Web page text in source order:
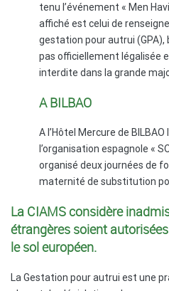
tenu l’événement « Men
affiché est celui de
gestation pour autrui
pas officiellement légalisée
interdite dans la grande
A BILBAO
A l’Hôtel Mercure de
l’organisation espagnole «
organisé deux journées de
maternité de substitution
La CIAMS considère
étrangères soient
le sol européen.
La Gestation pour autrui est une